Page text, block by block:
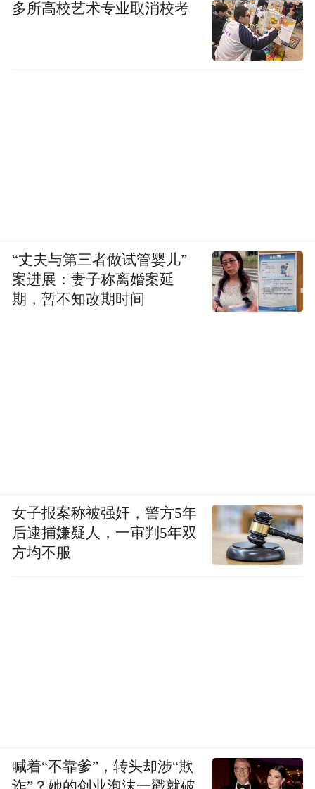
多所高校艺术专业取消校考
“丈夫与第三者做试管婴儿”
案进展：妻子称离婚案延
期，暂不知改期时间
女子报案称被强奸，警方5年
后逮捕嫌疑人，一审判5年双
方均不服
喊着“不靠爹”，转头却涉“欺